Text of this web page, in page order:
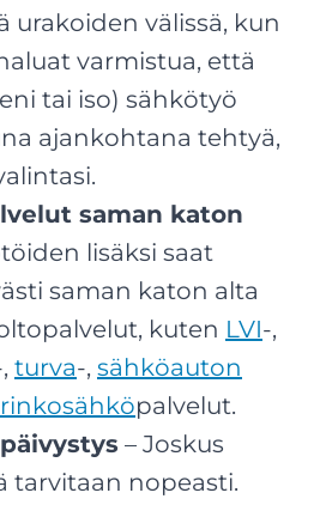
urakoiden välissä, kun
varmistua, että
tai iso) sähkötyö
ajankohtana tehtyä,
saman katon
lisäksi saat
saman katon alta
kuten LVI-,
turva-, sähköauton
palvelut.
– Joskus
tarvitaan nopeasti.